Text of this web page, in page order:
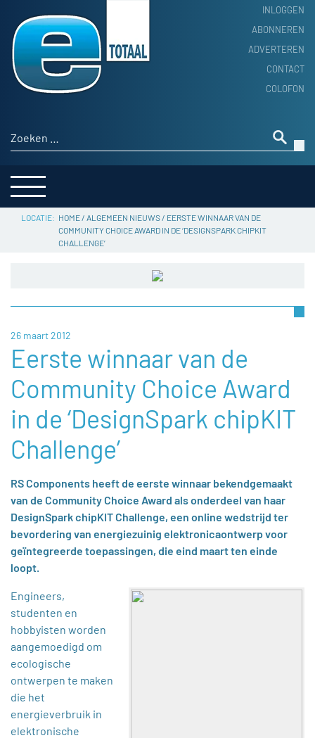
INLOGGEN
ABONNEREN
ADVERTEREN
CONTACT
COLOFON
Zoeken naar:
HOME
PRODUCTNIEUWS
ACHTERGROND
THEMA’S
SERVICE
HOME/ ALGEMEEN NIEUWS/ EERSTE WINNAAR VAN DE
COMMUNITY CHOICE AWARD IN DE ‘DESIGNSPARK CHIPKIT
CHALLENGE’
26 maart 2012
Eerste winnaar van de
Community Choice Award
in de ‘DesignSpark chipKIT
Challenge’
RS Components heeft de eerste winnaar bekendgemaakt
van de Community Choice Award als onderdeel van haar
DesignSpark chipKIT Challenge, een online wedstrijd ter
bevordering van energiezuinig elektronicaontwerp voor
geïntegreerde toepassingen, die eind maart ten einde
loopt.
Engineers,
studenten en
hobbyisten worden
aangemoedigd om
ecologische
ontwerpen te maken
die het
energieverbruik in
elektronische